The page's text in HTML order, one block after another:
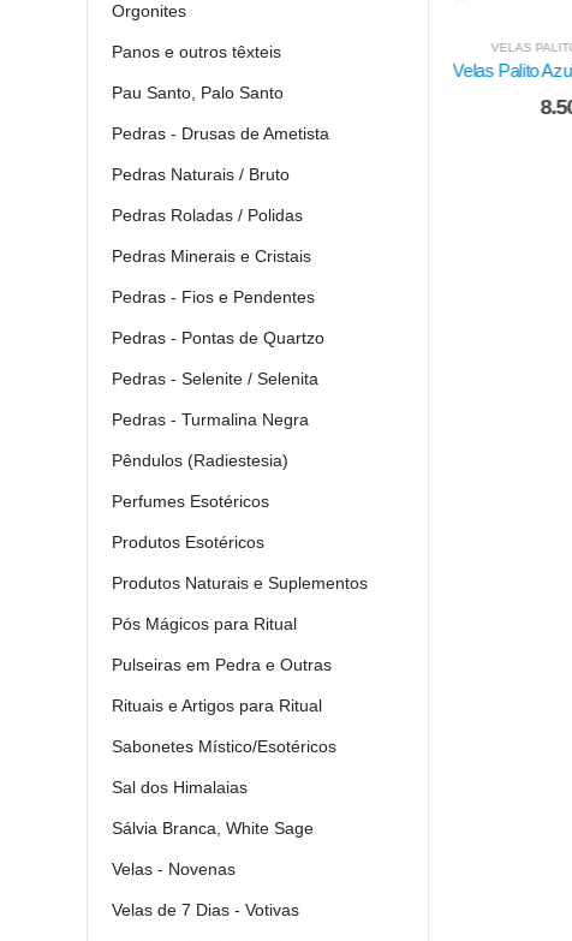
VELAS PALITO DE 15 CM VELAS
Velas Palito
Orgonites
Panos e outros têxteis
Pau Santo, Palo Santo
Pedras - Drusas de Ametista
Pedras Naturais / Bruto
Pedras Roladas / Polidas
Pedras Minerais e Cristais
Pedras - Fios e Pendentes
Pedras - Pontas de Quartzo
Pedras - Selenite / Selenita
Pedras - Turmalina Negra
Pêndulos (Radiestesia)
Perfumes Esotéricos
Produtos Esotéricos
Produtos Naturais e Suplementos
Pós Mágicos para Ritual
Pulseiras em Pedra e Outras
Rituais e Artigos para Ritual
Sabonetes Místico/Esotéricos
Sal dos Himalaias
Sálvia Branca, White Sage
Velas - Novenas
Velas de 7 Dias - Votivas